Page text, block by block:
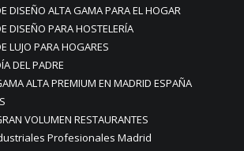
DISEÑO ALTA GAMA PARA EL HOGAR
DISEÑO PARA HOSTELERÍA
LUJO PARA HOGARES
DEL PADRE
ALTA PREMIUM EN MADRID ESPAÑA
VOLUMEN RESTAURANTES
Profesionales Madrid